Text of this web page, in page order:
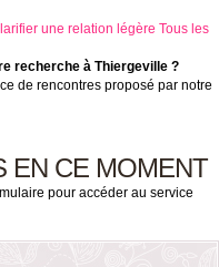
une relation légère Tous les
recherche à Thiergeville ?
de rencontres proposé par notre
EN CE MOMENT
pour accéder au service